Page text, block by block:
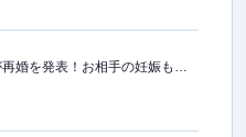
及川光博さんが再婚を発表！お相手の妊娠も報告し、幸せなニュースが届きました